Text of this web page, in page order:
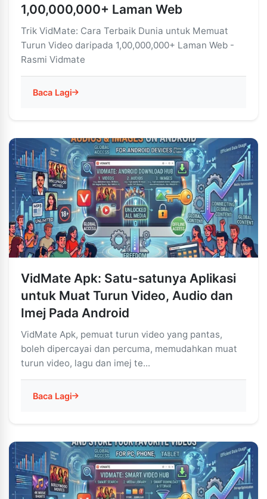
1,00,000,000+ Laman Web
Trik VidMate: Cara Terbaik Dunia untuk Memuat
Turun Video daripada 1,00,000,000+ Laman Web -
Rasmi Vidmate
Baca Lagi
VidMate Apk: Satu-satunya Aplikasi
untuk Muat Turun Video, Audio dan
Imej Pada Android
VidMate Apk, pemuat turun video yang pantas,
boleh dipercayai dan percuma, memudahkan muat
turun video, lagu dan imej te...
Baca Lagi